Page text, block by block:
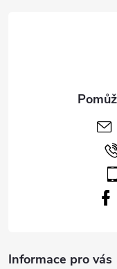
Informace pro vás